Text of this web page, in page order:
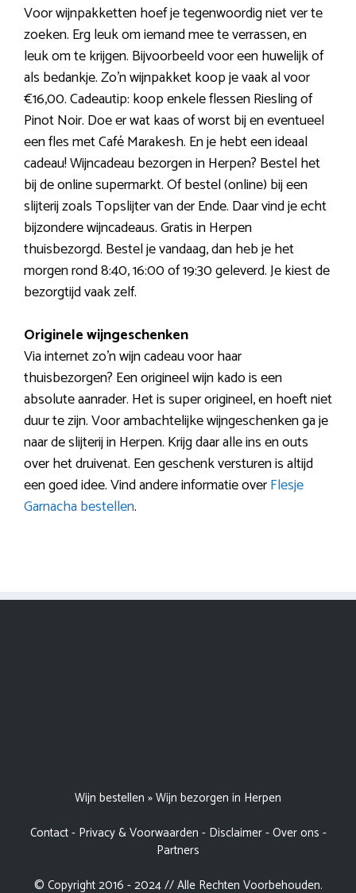
Voor wijnpakketten hoef je tegenwoordig niet ver te
zoeken. Erg leuk om iemand mee te verrassen, en
leuk om te krijgen. Bijvoorbeeld voor een huwelijk of
als bedankje. Zo’n wijnpakket koop je vaak al voor
€16,00. Cadeautip: koop enkele flessen Riesling of
Pinot Noir. Doe er wat kaas of worst bij en eventueel
een fles met Café Marakesh. En je hebt een ideaal
cadeau! Wijncadeau bezorgen in Herpen? Bestel het
bij de online supermarkt. Of bestel (online) bij een
slijterij zoals Topslijter van der Ende. Daar vind je echt
bijzondere wijncadeaus. Gratis in Herpen
thuisbezorgd. Bestel je vandaag, dan heb je het
morgen rond 8:40, 16:00 of 19:30 geleverd. Je kiest de
bezorgtijd vaak zelf.
Originele wijngeschenken
Via internet zo’n wijn cadeau voor haar
thuisbezorgen? Een origineel wijn kado is een
absolute aanrader. Het is super origineel, en hoeft niet
duur te zijn. Voor ambachtelijke wijngeschenken ga je
naar de slijterij in Herpen. Krijg daar alle ins en outs
over het druivenat. Een geschenk versturen is altijd
een goed idee. Vind andere informatie overFlesje
Garnacha bestellen.
Wijn bestellen »Wijn bezorgen in Herpen
Contact- Privacy & Voorwaarden - Disclaimer-Over ons -
Partners
© Copyright 2016 - 2024 // Alle Rechten Voorbehouden.